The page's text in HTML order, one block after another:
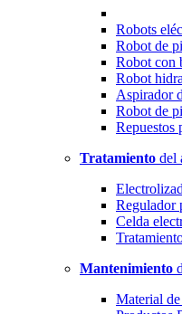
Robots
Robot de
Robot con
Robot
Aspirador
Robot de
Repuestos
Tratamiento del
Regulador
Celda
Mantenimiento
Material